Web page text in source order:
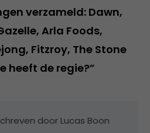
verzameld: Dawn,
Arla Foods,
Fitzroy, The Stone
heeft de regie?”
door Lucas Boon